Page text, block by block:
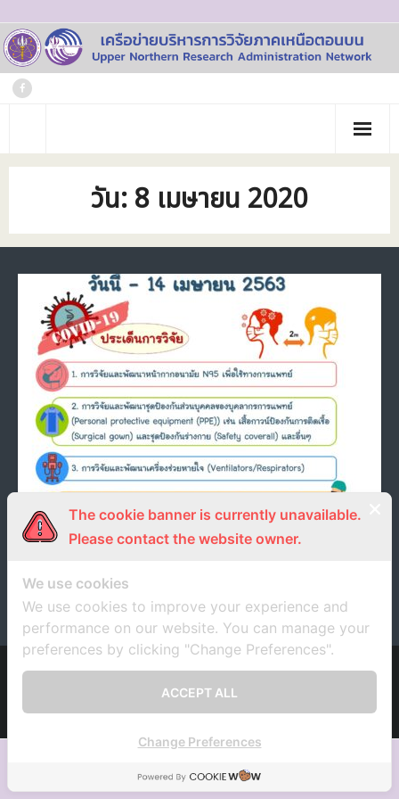
Skip
to
content
หน้าแรก
เกี่ยวกับเรา
- คณะทำงาน
- บุคลากร
- สถาบันสมาชิก
- ภารกิจเครือข่าย
- CE
ภาพกิจกรรม
วารสาร
ข้อมูลโครงการวิจัย
ติดต่อเรา
วัน:8 เมษายน 2020
รับข้อเสนอทุนวิจัยและนวัตกรรมโรคติดเชื้อไวรัสโคโรนา
2019 หรือโรคโควิด19
8 เมษายน 2020
Think Up Themes Ltd . Powered by
The cookie banner is currently unavailable.
Please contact the website owner.
We use cookies
We use cookies to improve your experience and
performance on our website. You can manage your
preferences by clicking "Change Preferences".
ACCEPT ALL
Change Preferences